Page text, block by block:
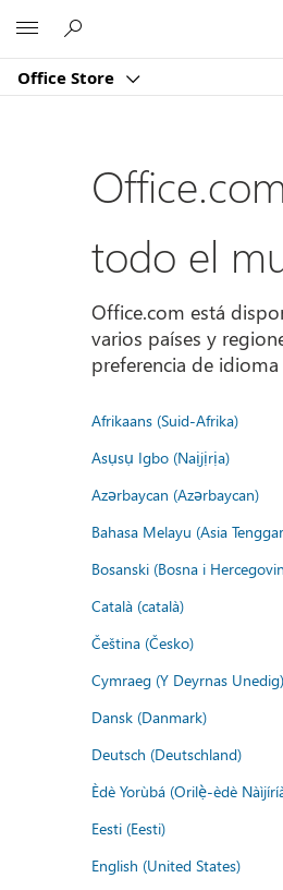
Office Store
todo el
Office.com está
varios países y
preferencia de
Afrikaans (Suid-Afrika)
Asụsụ Igbo (Naịjịrịa)
Azərbaycan (Azərbaycan)
Bahasa Melayu (Asia
Bosanski (Bosna i
Català (català)
Čeština (Česko)
Cymraeg (Y Deyrnas Unedig)
Dansk (Danmark)
Deutsch (Deutschland)
Èdè Yorùbá (Orilẹ̀-èdè
Eesti (Eesti)
English (United States)